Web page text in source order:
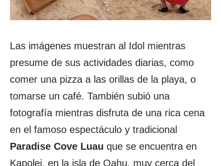
Las imágenes muestran al Idol mientras
presume de sus actividades diarias, como
comer una pizza a las orillas de la playa, o
tomarse un café. También subió una
fotografía mientras disfruta de una rica cena
en el famoso espectáculo y tradicional
Paradise Cove Luau que se encuentra en
Kapolei, en la isla de Oahu, muy cerca del